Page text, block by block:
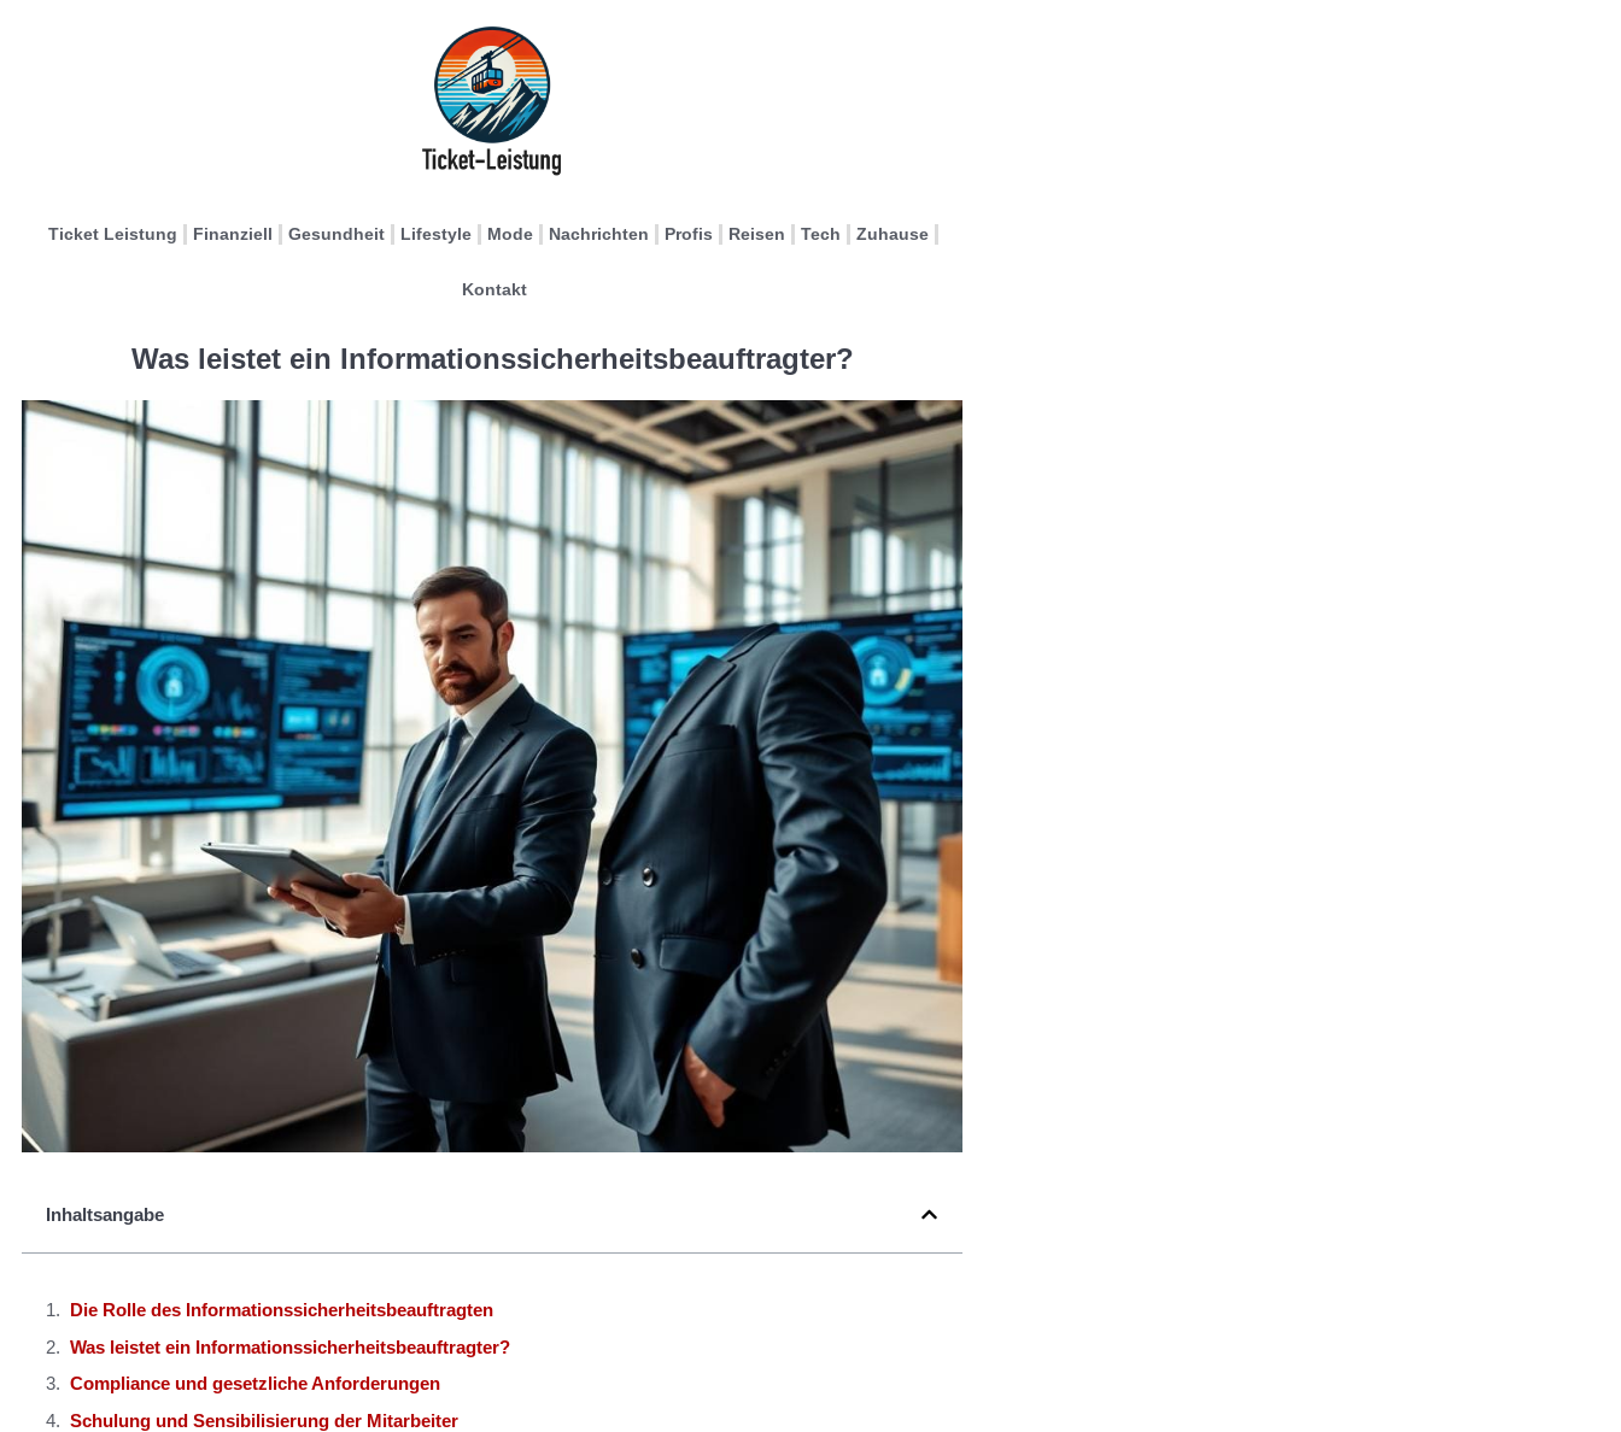
Ticket Leistung Finanziell Gesundheit Lifestyle Mode Nachrichten Profis Reisen Tech Zuhause
Kontakt
Was leistet ein Informationssicherheitsbeauftragter?
Inhaltsangabe
Die Rolle des Informationssicherheitsbeauftragten
Was leistet ein Informationssicherheitsbeauftragter?
Compliance und gesetzliche Anforderungen
Schulung und Sensibilisierung der Mitarbeiter